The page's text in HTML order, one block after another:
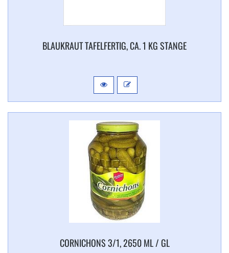
BLAUKRAUT TAFELFERTIG, CA. 1 KG STANGE
CORNICHONS 3/​1, 2650 ML / GL